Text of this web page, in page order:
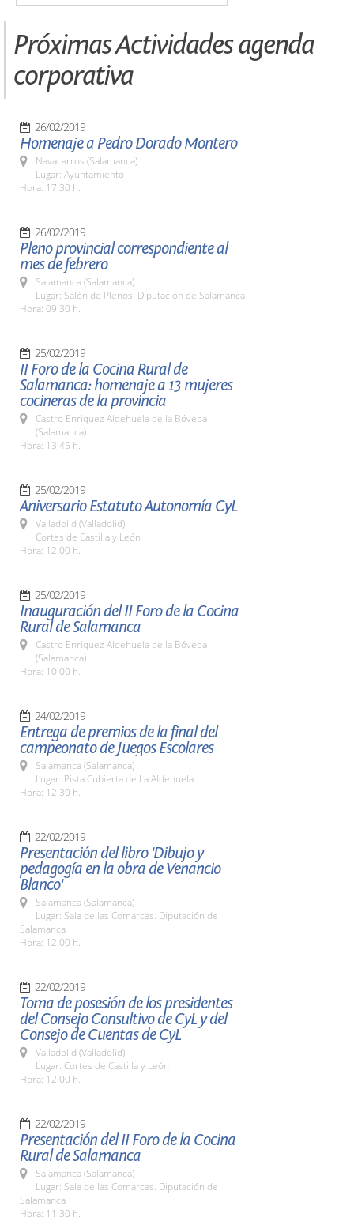
Próximas Actividades agenda
corporativa
26/02/2019
Homenaje a Pedro Dorado Montero
Navacarros (Salamanca)
Lugar: Ayuntamiento
Hora: 17:30 h.
26/02/2019
Pleno provincial correspondiente al
mes de febrero
Salamanca (Salamanca)
Lugar: Salón de Plenos. Diputación de Salamanca
Hora: 09:30 h.
25/02/2019
II Foro de la Cocina Rural de
Salamanca: homenaje a 13 mujeres
cocineras de la provincia
Castro Enriquez Aldehuela de la Bóveda
(Salamanca)
Hora: 13:45 h.
25/02/2019
Aniversario Estatuto Autonomía CyL
Valladolid (Valladolid)
Cortes de Castilla y León
Hora: 12:00 h.
25/02/2019
Inauguración del II Foro de la Cocina
Rural de Salamanca
Castro Enriquez Aldehuela de la Bóveda
(Salamanca)
Hora: 10:00 h.
24/02/2019
Entrega de premios de la final del
campeonato de Juegos Escolares
Salamanca (Salamanca)
Lugar: Pista Cubierta de La Aldehuela
Hora: 12:30 h.
22/02/2019
Presentación del libro 'Dibujo y
pedagogía en la obra de Venancio
Blanco'
Salamanca (Salamanca)
Lugar: Sala de las Comarcas. Diputación de
Salamanca
Hora: 12:00 h.
22/02/2019
Toma de posesión de los presidentes
del Consejo Consultivo de CyL y del
Consejo de Cuentas de CyL
Valladolid (Valladolid)
Lugar: Cortes de Castilla y León
Hora: 12:00 h.
22/02/2019
Presentación del II Foro de la Cocina
Rural de Salamanca
Salamanca (Salamanca)
Lugar: Sala de las Comarcas. Diputación de
Salamanca
Hora: 11:30 h.